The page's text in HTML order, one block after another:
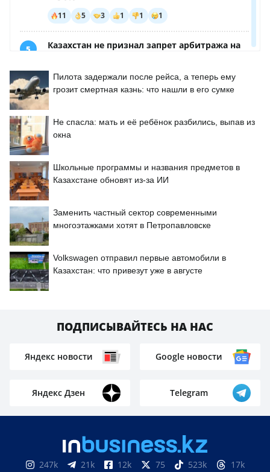
Пилота задержали после рейса, а теперь ему
грозит смертная казнь: что нашли в его сумке
Не спасла: мать и её ребёнок разбились, выпав из
окна
Школьные программы и названия предметов в
Казахстане обновят из-за ИИ
Заменить частный сектор современными
многоэтажками хотят в Петропавловске
Volkswagen отправил первые автомобили в
Казахстан: что привезут уже в августе
ПОДПИСЫВАЙТЕСЬ НА НАС
Яндекс новости Google новости
Яндекс Дзен Telegram
247k 21k 12k 75 523k 17k